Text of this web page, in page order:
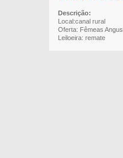
Descrição:
Local:canal rural
Oferta: Fêmeas Angus
Leiloeira: remate